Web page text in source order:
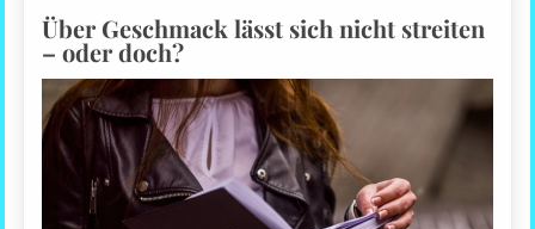
Über Geschmack lässt sich nicht streiten
– oder doch?